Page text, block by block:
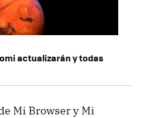
actualizarán y todas
Mi Browser y Mi